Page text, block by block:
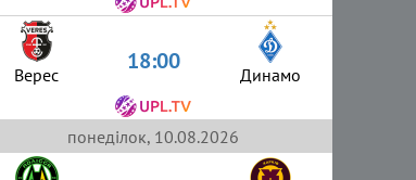
Верес 18:00 Динамо
понеділок, 10.08.2026